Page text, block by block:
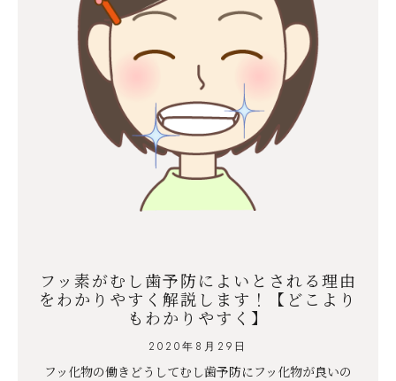
フッ素がむし歯予防によいとされる理由
をわかりやすく解説します！【どこより
もわかりやすく】
2020年8月29日
フッ化物の働きどうしてむし歯予防にフッ化物が良いの